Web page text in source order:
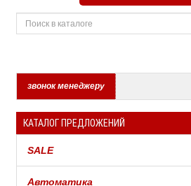
звонок менеджеру
КАТАЛОГ ПРЕДЛОЖЕНИЙ
SALE
Автоматика